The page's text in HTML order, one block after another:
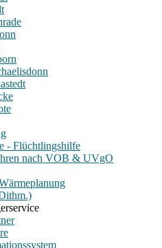
- Flüchtlingshilfe
nach VOB & UVgO